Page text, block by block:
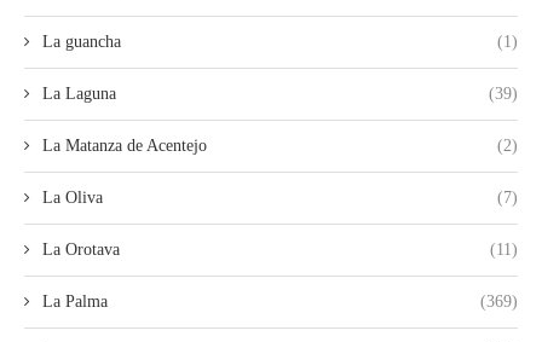
La guancha (1)
La Laguna (39)
La Matanza de Acentejo (2)
La Oliva (7)
La Orotava (11)
La Palma (369)